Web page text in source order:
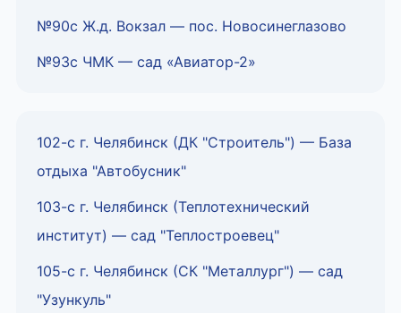
№90c Ж.д. Вокзал — пос. Новосинеглазово
№93с ЧМК — сад «Авиатор-2»
102-с г. Челябинск (ДК "Строитель") — База
отдыха "Автобусник"
103-с г. Челябинск (Теплотехнический
институт) — сад "Теплостроевец"
105-с г. Челябинск (СК "Металлург") — сад
"Узункуль"